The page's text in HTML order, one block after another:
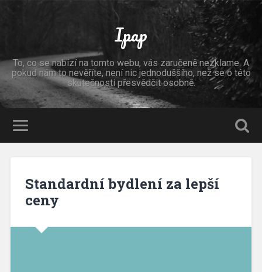
Ipap
To, co se nabízí na tomto webu, vás zaručeně nezklame. A
pokud nám to nevěříte, není nic jednoduššího, než se o této
skutečnosti přesvědčit osobně.
Standardní bydlení za lepší
ceny